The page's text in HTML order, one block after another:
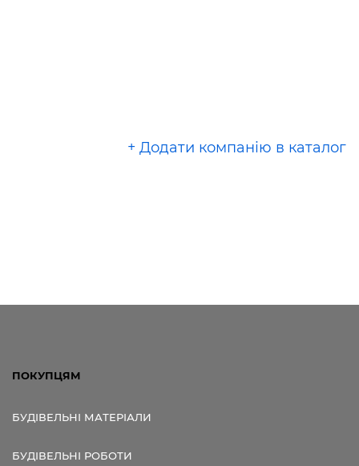
+ Додати компанію в каталог
ПОКУПЦЯМ
БУДІВЕЛЬНІ МАТЕРІАЛИ
БУДІВЕЛЬНІ РОБОТИ